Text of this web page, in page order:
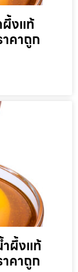
ผึ้งแท้
คาถูก
ผึ้งแท้
คาถูก